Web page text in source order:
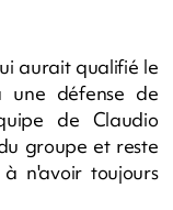
aurait qualifié le
une défense de
de Claudio
groupe et reste
n'avoir toujours